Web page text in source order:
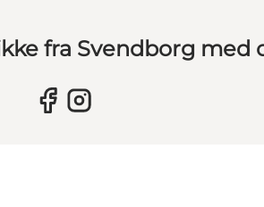
fra Svendborg med